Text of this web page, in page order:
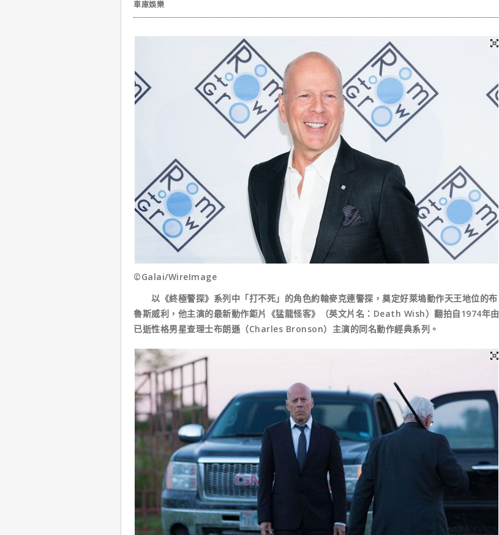
車庫娛樂
©Galai/WireImage
以《終極警探》系列中「打不死」的角色約翰麥克連警探，奠定好萊塢動作天王地位的布
魯斯威利，他主演的最新動作鉅片《猛龍怪客》（英文片名：Death Wish）翻拍自1974年由
已逝性格男星查理士布朗遜（Charles Bronson）主演的同名動作經典系列。